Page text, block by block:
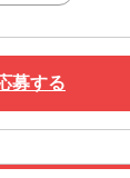
募する